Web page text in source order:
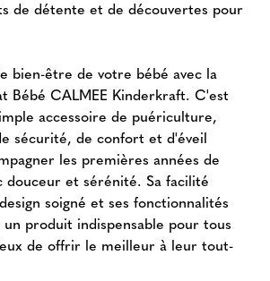
de détente et de découvertes pour
bien-être de votre bébé avec la
Bébé CALMEE Kinderkraft. C'est
accessoire de puériculture,
sécurité, de confort et d'éveil
les premières années de
douceur et sérénité. Sa facilité
soigné et ses fonctionnalités
produit indispensable pour tous
de offrir le meilleur à leur tout-